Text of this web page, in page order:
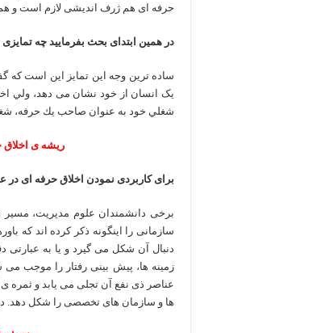
حرفه ای هم ژرف اندیشی لازم است و
در همین ابتدای بحث بفرمایید چه
ساده ترین وجه این تمایز این است که
شغلي خود به عنوان صاحب يك حرفه،
ریشه ی اخلاق
برای کاربردی نمودن اخلاق حرفه ای
برخی دانشمندان علوم مدیریت،
سازمانی را اینگونه ذکر کرده اند که
دنبال آن شکل می گیرد و یا به
زمینه ها، پیش بینی رفتار را موجب می
عناصر ذی نفع آن تجلی می یابد و ثمره
ها و سازمان های تخصصی را شکل دهد.